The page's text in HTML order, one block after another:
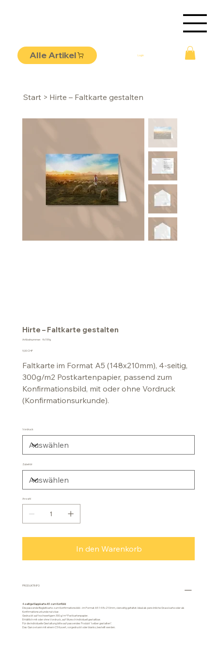
Alle Artikel Login
Start > Hirte – Faltkarte gestalten
Hirte – Faltkarte gestalten
Artikelnummer:
Artikelnummer:
fk159g
Preis
9,00 CHF
Faltkarte im Format A5 (148x210mm), 4-seitig,
300g/m2 Postkartenpapier, passend zum
Konfirmationsbild, mit oder ohne Vordruck
(Konfirmationsurkunde).
Vordruck
Zubehör
Anzahl
In den Warenkorb
PRODUKTINFO
4-seitige Klappkarte A5 zum Konfbild
Die passende Begleitkarte zum Konfirmationsbild – im Format A5 148x210mm, vierseitig gefaltet. Ideal als persönliche Grusskarte oder als
Konfirmationsurkunde nutzbar.
Gedruckt auf hochwertigem 300 g/m² Postkartenpapier.
Erhältlich mit oder ohne Vordruck, auf Wunsch individuell gestaltbar.
Für die individuelle Gestaltung bitte auf passendes Produkt "selber gestalten".
Das Ganze kann mit einem C5 Kuvert, vorgedruckt oder blanko, bestellt werden.